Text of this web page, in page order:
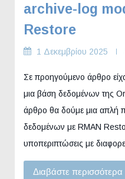
archive-log
Restore
1 Δεκεμβρίου 2025
Σε προηγούμενο άρθρο
μια βάση δεδομένων της
άρθρο θα δούμε μια απλή
δεδομένων με RMAN
υποπεριπτώσεις με
Διαβάστε περισσότερα